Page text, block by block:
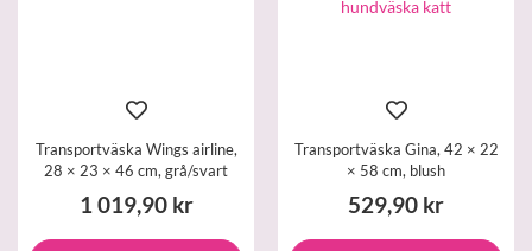
Transportväska Wings airline,
28 × 23 × 46 cm, grå/svart
1 019,90 kr
Transportväska Gina, 42 × 22
× 58 cm, blush
529,90 kr